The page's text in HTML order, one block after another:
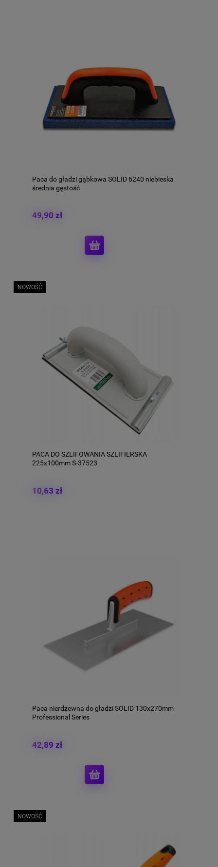
Paca do gładzi gąbkowa SOLID 6240 niebieska
średnia gęstość
49,90 zł
PACA DO SZLIFOWANIA SZLIFIERSKA
225x100mm S-37523
10,63 zł
NOWOŚĆ
Paca nierdzewna do gładzi SOLID 130x270mm
Professional Series
42,89 zł
NOWOŚĆ